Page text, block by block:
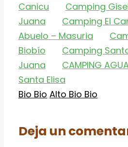
Canicu
Camping
Juana
Camping El
Abuelo – Masuria
Biobío
Camping
Juana
CAMPING
Santa Elisa
Categorías
Bio Bio Etiquetas
Alto Bio Bio
Deja un